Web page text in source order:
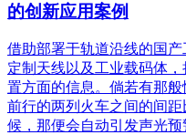
的创新应用案例
借助部署于轨道沿线的国
定制天线以及工业载码体
置方面的信息。倘若有那
前行的两列火车之间的间
候，那便会自动引发声光